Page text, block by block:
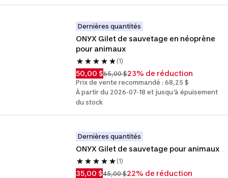
Dernières quantités
ONYX Gilet de sauvetage en néoprène
pour animaux
(1)
50,00 $65,00 $23% de réduction
Prix de vente recommandé : 68,25 $
À partir du 2026-07-18 et jusqu'à épuisement
du stock
Dernières quantités
ONYX Gilet de sauvetage pour animaux
(1)
35,00 $45,00 $22% de réduction